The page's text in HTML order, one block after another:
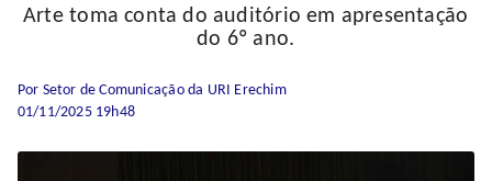
Arte toma conta do auditório em apresentação
do 6º ano.
Por Setor de Comunicação da URI Erechim
01/11/2025 19h48